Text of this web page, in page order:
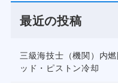
最近の投稿
三級海技士（機関）内
ッド・ピストン冷却